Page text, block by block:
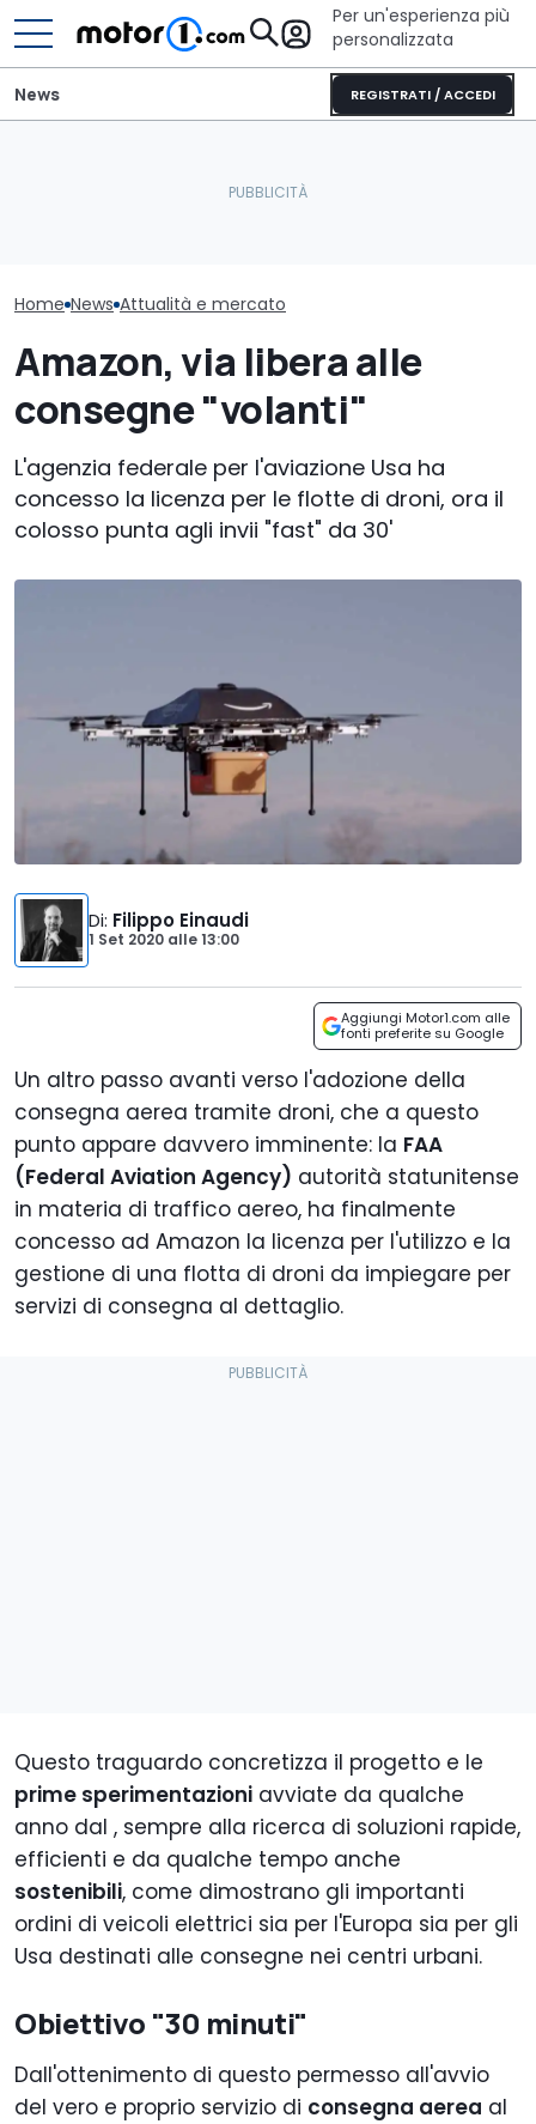
Per un'esperienza più
personalizzata
REGISTRATI / ACCEDI
News
Home News Attualità e mercato
Amazon, via libera alle
consegne "volanti"
L'agenzia federale per l'aviazione Usa ha
concesso la licenza per le flotte di droni, ora il
colosso punta agli invii "fast" da 30'
Di: Filippo Einaudi
1 Set 2020 alle13:00
Aggiungi Motor1.com alle
fonti preferite su Google
Un altro passo avanti verso l'adozione della
consegna aerea tramite droni, che a questo
punto appare davvero imminente: la FAA
(Federal Aviation Agency) autorità statunitense
in materia di traffico aereo, ha finalmente
concesso ad Amazon la licenza per l'utilizzo e la
gestione di una flotta di droni da impiegare per
servizi di consegna al dettaglio.
Questo traguardo concretizza il progetto e le
prime sperimentazioni avviate da qualche
anno dal , sempre alla ricerca di soluzioni rapide,
efficienti e da qualche tempo anche
sostenibili, come dimostrano gli importanti
ordini di veicoli elettrici sia per l'Europa sia per gli
Usa destinati alle consegne nei centri urbani.
Obiettivo "30 minuti"
Dall'ottenimento di questo permesso all'avvio
del vero e proprio servizio di consegna aerea al